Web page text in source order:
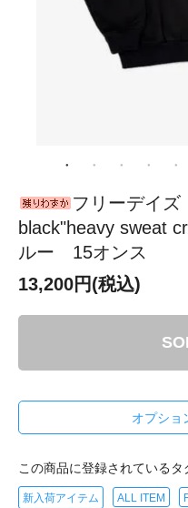
フリーデイズ
black"heavy sweat
ルー 15オンス
13,200円(税込)
オプショ
この商品に登録されているタ
新入荷アイテム ALL ITEM